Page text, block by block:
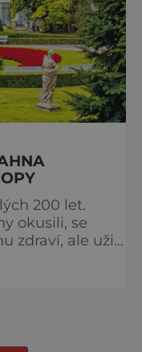
200 let.
okusili, se
zdraví, ale užijí
bývají první